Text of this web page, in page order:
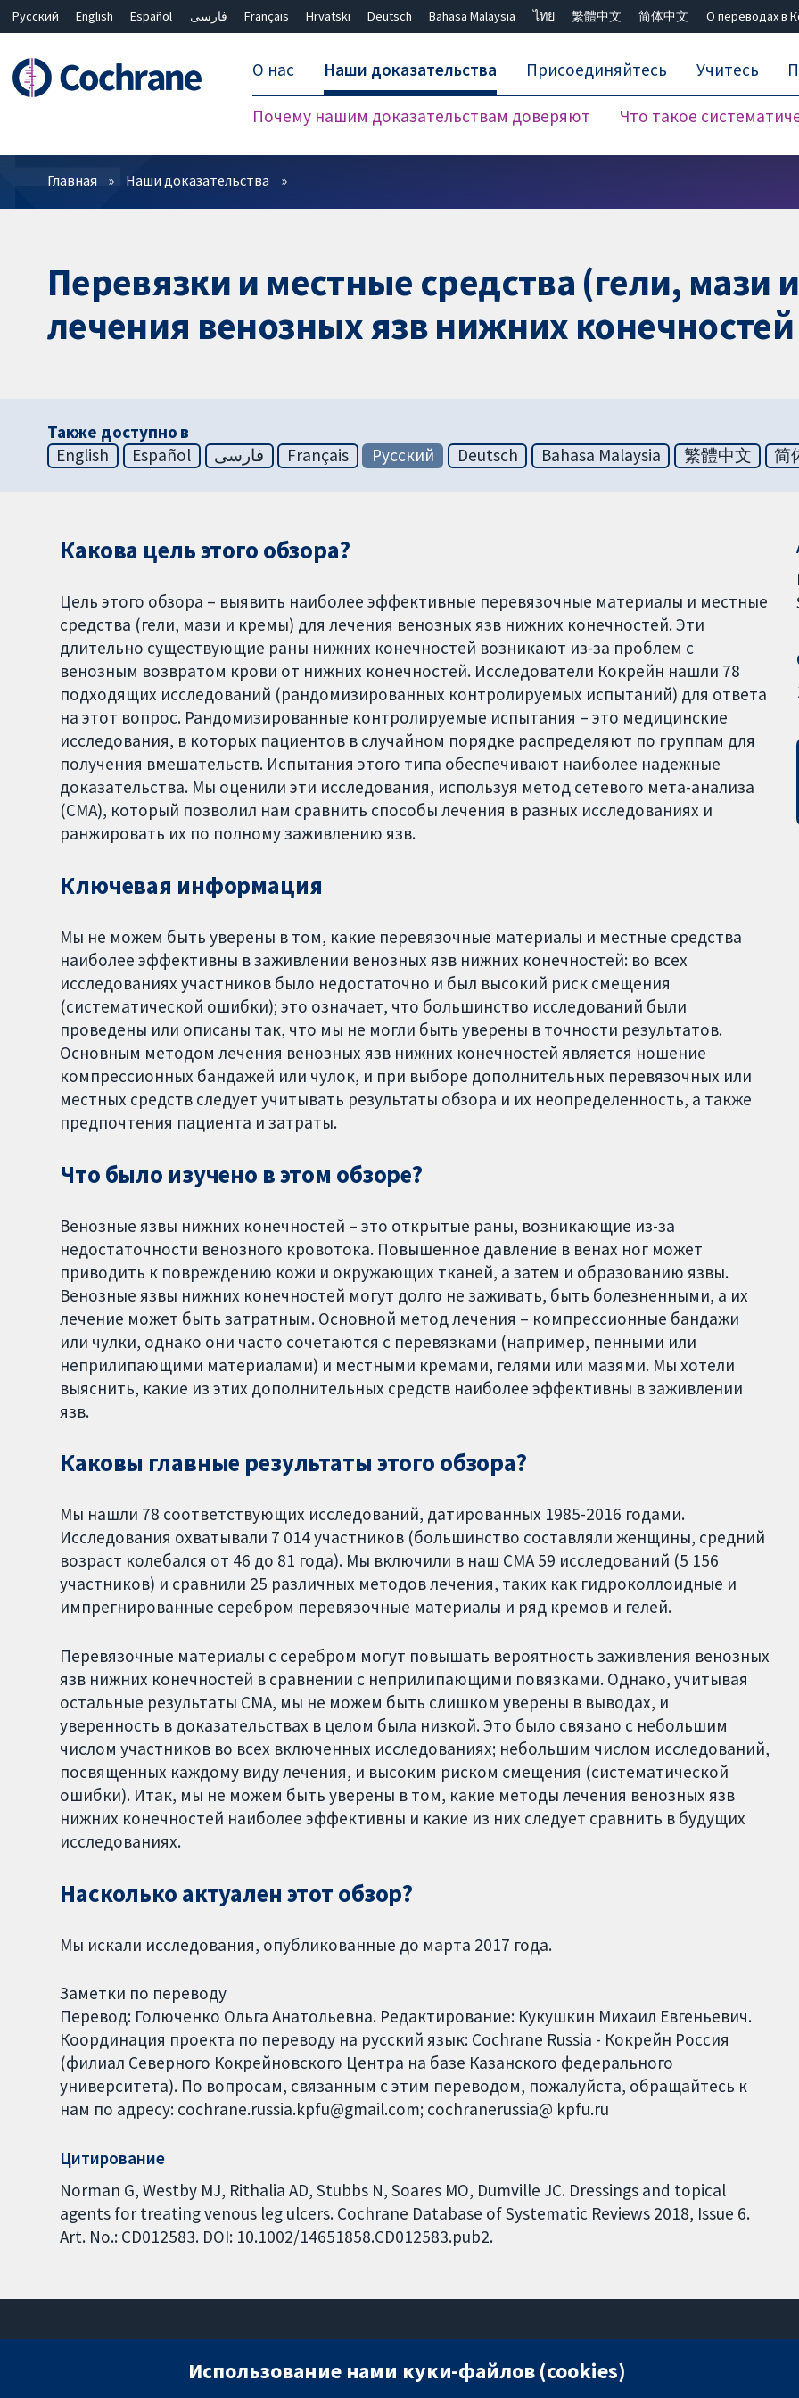
Русский English Español فارسی Français Hrvatski Deutsch Bahasa Malaysia ไทย 繁體中文 简体中文 О переводах в
О нас Наши доказательства
Почему нашим доказательствам доверяют Что такое
Присоединяйтесь Учитесь
Фильтры
Главная Наши доказательства
Перевязки и местные средства (гели, мази
лечения венозных язв нижних конечностей
Также доступно в
English
Español فارسی Français Русский Deutsch Bahasa Malaysia 繁體中文 简
Какова цель этого обзора?
Цель этого обзора – выявить наиболее эффективные перевязочные материалы и местные
средства (гели, мази и кремы) для лечения венозных язв нижних конечностей. Эти
длительно существующие раны нижних конечностей возникают из-за проблем с
венозным возвратом крови от нижних конечностей. Исследователи Кокрейн нашли 78
подходящих исследований (рандомизированных контролируемых испытаний) для ответа
на этот вопрос. Рандомизированные контролируемые испытания – это медицинские
исследования, в которых пациентов в случайном порядке распределяют по группам для
получения вмешательств. Испытания этого типа обеспечивают наиболее надежные
доказательства. Мы оценили эти исследования, используя метод сетевого мета-анализа
(СМА), который позволил нам сравнить способы лечения в разных исследованиях и
ранжировать их по полному заживлению язв.
Ключевая информация
Мы не можем быть уверены в том, какие перевязочные материалы и местные средства
наиболее эффективны в заживлении венозных язв нижних конечностей: во всех
исследованиях участников было недостаточно и был высокий риск смещения
(систематической ошибки); это означает, что большинство исследований были
проведены или описаны так, что мы не могли быть уверены в точности результатов.
Основным методом лечения венозных язв нижних конечностей является ношение
компрессионных бандажей или чулок, и при выборе дополнительных перевязочных или
местных средств следует учитывать результаты обзора и их неопределенность, а также
предпочтения пациента и затраты.
Что было изучено в этом обзоре?
Венозные язвы нижних конечностей – это открытые раны, возникающие из-за
недостаточности венозного кровотока. Повышенное давление в венах ног может
приводить к повреждению кожи и окружающих тканей, а затем и образованию язвы.
Венозные язвы нижних конечностей могут долго не заживать, быть болезненными, а их
лечение может быть затратным. Основной метод лечения – компрессионные бандажи
или чулки, однако они часто сочетаются с перевязками (например, пенными или
неприлипающими материалами) и местными кремами, гелями или мазями. Мы хотели
выяснить, какие из этих дополнительных средств наиболее эффективны в заживлении
язв.
Каковы главные результаты этого обзора?
Мы нашли 78 соответствующих исследований, датированных 1985-2016 годами.
Исследования охватывали 7 014 участников (большинство составляли женщины, средний
возраст колебался от 46 до 81 года). Мы включили в наш СМА 59 исследований (5 156
участников) и сравнили 25 различных методов лечения, таких как гидроколлоидные и
импрегнированные серебром перевязочные материалы и ряд кремов и гелей.
Перевязочные материалы с серебром могут повышать вероятность заживления венозных
язв нижних конечностей в сравнении с неприлипающими повязками. Однако, учитывая
остальные результаты СМА, мы не можем быть слишком уверены в выводах, и
уверенность в доказательствах в целом была низкой. Это было связано с небольшим
числом участников во всех включенных исследованиях; небольшим числом исследований,
посвященных каждому виду лечения, и высоким риском смещения (систематической
ошибки). Итак, мы не можем быть уверены в том, какие методы лечения венозных язв
нижних конечностей наиболее эффективны и какие из них следует сравнить в будущих
исследованиях.
Насколько актуален этот обзор?
Мы искали исследования, опубликованные до марта 2017 года.
Заметки по переводу
Перевод: Голюченко Ольга Анатольевна. Редактирование: Кукушкин Михаил Евгеньевич.
Координация проекта по переводу на русский язык: Cochrane Russia - Кокрейн Россия
(филиал Северного Кокрейновского Центра на базе Казанского федерального
университета). По вопросам, связанным с этим переводом, пожалуйста, обращайтесь к
нам по адресу: cochrane.russia.kpfu@gmail.com; cochranerussia@ kpfu.ru
Цитирование
Norman G, Westby MJ, Rithalia AD, Stubbs N, Soares MO, Dumville JC. Dressings and topical
agents for treating venous leg ulcers. Cochrane Database of Systematic Reviews 2018, Issue 6.
Art. No.: CD012583. DOI: 10.1002/14651858.CD012583.pub2.
11-13 Cavendish Square
Использование нами куки-файлов (cookies)